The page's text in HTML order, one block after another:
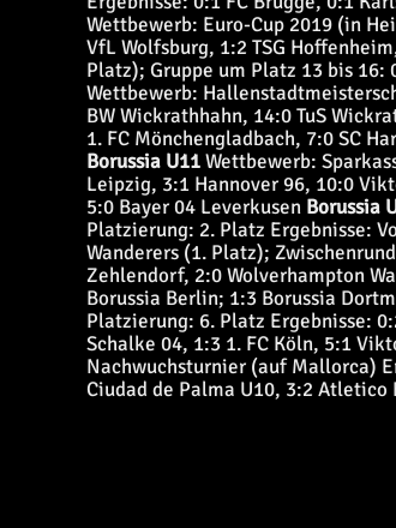
Wettbewerb: Euro-Cup 2019 (in
VfL Wolfsburg, 1:2 TSG
Platz); Gruppe um Platz 13 bis 16:
Wettbewerb:
BW Wickrathhahn, 14:0 TuS
1. FC Mönchengladbach, 7:0 SC
Borussia U11Wettbewerb:
Leipzig, 3:1 Hannover 96, 10:0
5:0 Bayer 04 Leverkusen Borussia
Platzierung: 2. Platz Ergebnisse:
Wanderers (1. Platz);
Zehlendorf, 2:0 Wolverhampton
Borussia Berlin; 1:3 Borussia
Platzierung: 6. Platz Ergebnisse:
Schalke 04, 1:3 1. FC Köln, 5:1
Nachwuchsturnier (auf Mallorca)
Ciudad de Palma U10, 3:2